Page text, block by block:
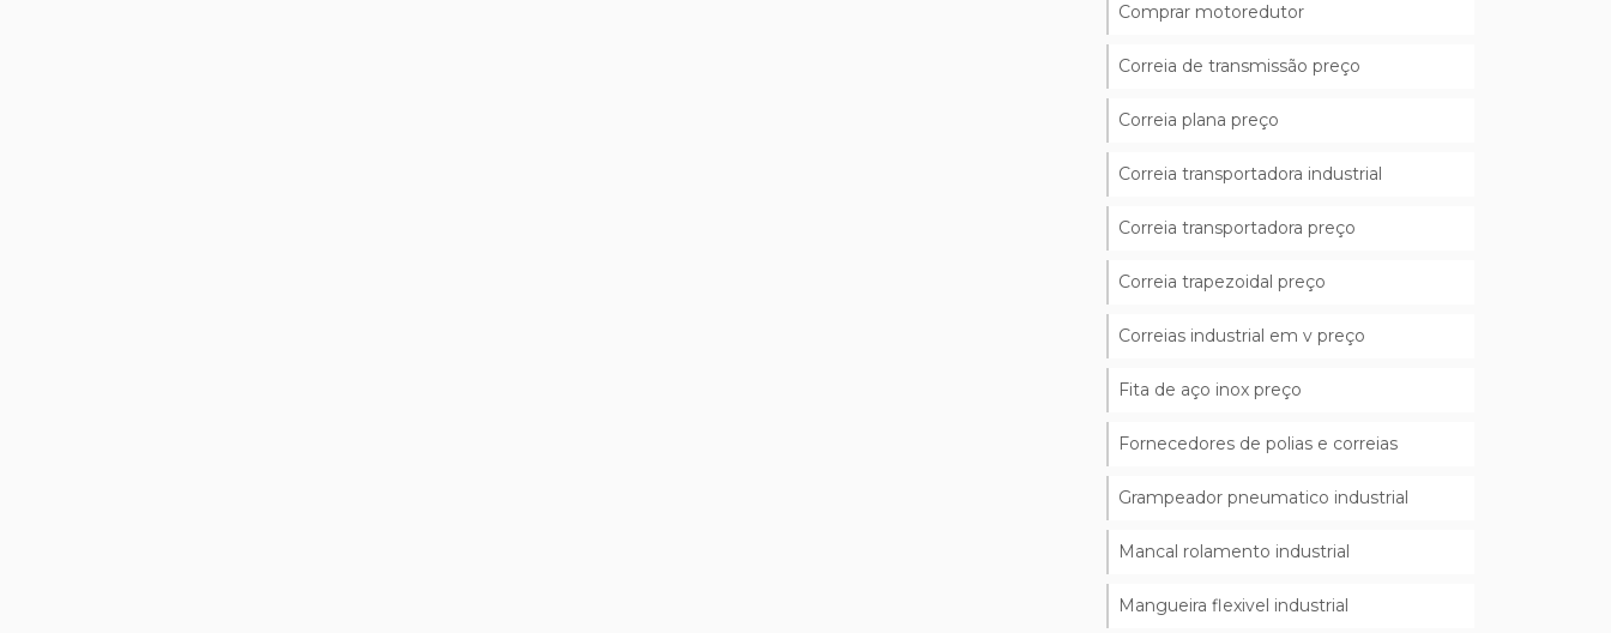
Comprar motoredutor
Correia de transmissão preço
Correia plana preço
Correia transportadora industrial
Correia transportadora preço
Correia trapezoidal preço
Correias industrial em v preço
Fita de aço inox preço
Fornecedores de polias e correias
Grampeador pneumatico industrial
Mancal rolamento industrial
Mangueira flexivel industrial